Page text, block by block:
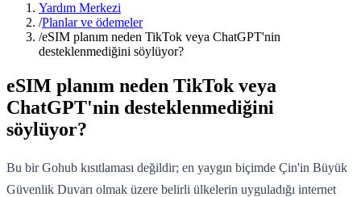
Yardım Merkezi
/Planlar ve ödemeler
/eSIM planım neden TikTok veya ChatGPT'nin
desteklenmediğini söylüyor?
eSIM planım neden TikTok veya
ChatGPT'nin desteklenmediğini
söylüyor?
Bu bir Gohub kısıtlaması değildir; en yaygın biçimde Çin'in Büyük
Güvenlik Duvarı olmak üzere belirli ülkelerin uyguladığı internet